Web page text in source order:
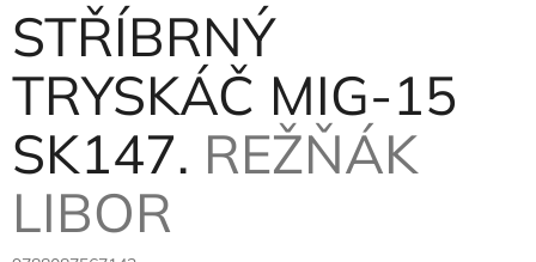
STŘÍBRNÝ
TRYSKÁČ MIG-15
SK147. REŽŇÁK
LIBOR